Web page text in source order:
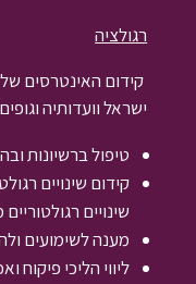
רגולציה
קידום האינטרסים
ישראל וועדותיה
טיפול ברשיונות
קידום שינויים
שינויים
מענה לשימועים
ליווי הליכי פיקוח